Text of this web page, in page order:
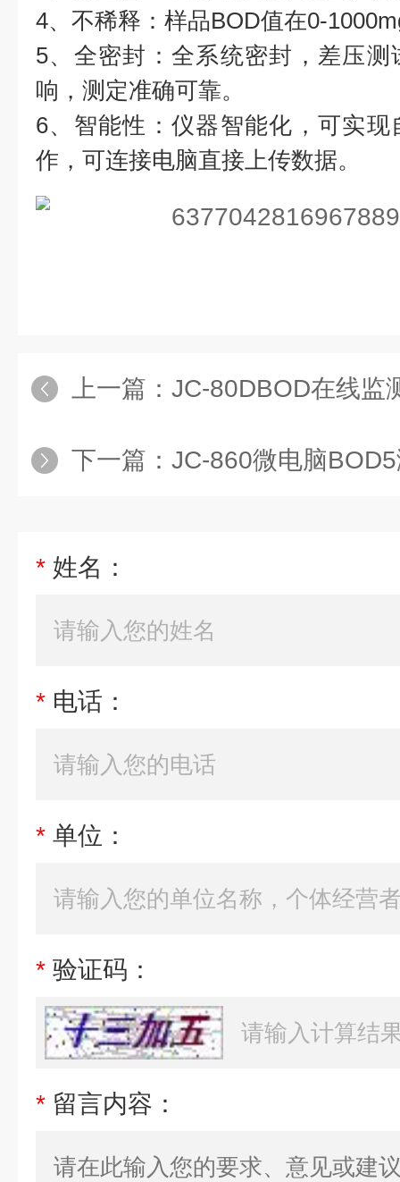
4、不稀释：样品BOD值在0-
5、全密封：全系统密封，差压
响，测定准确可靠。
6、智能性：仪器智能化，可实
作，可连接电脑直接上传数据。
上一篇： JC-80DBOD在线监
下一篇： JC-860微电脑
* 姓名：
* 电话：
* 单位：
* 验证码：
* 留言内容：